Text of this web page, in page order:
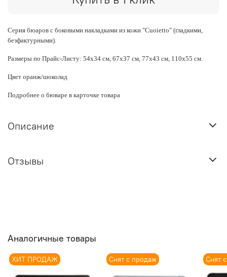
Серия бюаров с боковыми накладками из кожи "Cuoietto" (гладкими,
безфактурными).
Размеры по Прайс-Листу: 54х34 см, 67х37 см, 77х43 см, 110х55 см.
Цвет оранж/шоколад
Подробнее о бюваре в карточке товара
Описание
Отзывы
Аналогичные товары
ХИТ ПРОДАЖ Снят с продаж Снят